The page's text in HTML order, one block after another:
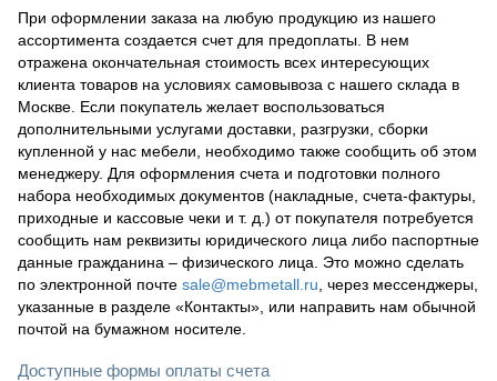
При оформлении заказа на любую продукцию из нашего
ассортимента создается счет для предоплаты. В нем
отражена окончательная стоимость всех интересующих
клиента товаров на условиях самовывоза с нашего склада в
Москве. Если покупатель желает воспользоваться
дополнительными услугами доставки, разгрузки, сборки
купленной у нас мебели, необходимо также сообщить об этом
менеджеру. Для оформления счета и подготовки полного
набора необходимых документов (накладные, счета-фактуры,
приходные и кассовые чеки и т. д.) от покупателя потребуется
сообщить нам реквизиты юридического лица либо паспортные
данные гражданина – физического лица. Это можно сделать
по электронной почте sale@mebmetall.ru , через мессенджеры,
указанные в разделе «Контакты», или направить нам обычной
почтой на бумажном носителе.
Доступные формы оплаты счета